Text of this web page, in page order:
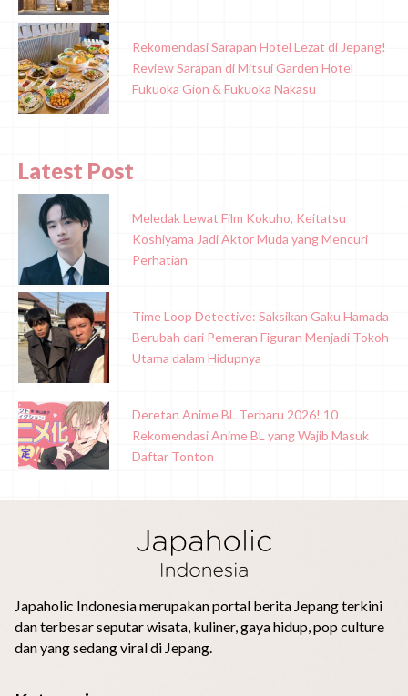
Rekomendasi Sarapan Hotel Lezat di Jepang!
Review Sarapan di Mitsui Garden Hotel
Fukuoka Gion & Fukuoka Nakasu
Latest Post
Meledak Lewat Film Kokuho, Keitatsu
Koshiyama Jadi Aktor Muda yang Mencuri
Perhatian
Time Loop Detective: Saksikan Gaku Hamada
Berubah dari Pemeran Figuran Menjadi Tokoh
Utama dalam Hidupnya
Deretan Anime BL Terbaru 2026! 10
Rekomendasi Anime BL yang Wajib Masuk
Daftar Tonton
Japaholic Indonesia merupakan portal berita Jepang terkini
dan terbesar seputar wisata, kuliner, gaya hidup, pop culture
dan yang sedang viral di Jepang.